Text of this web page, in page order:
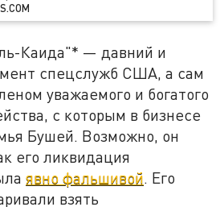
Каида"* — давний и
спецслужб США, а сам
уважаемого и богатого
с которым в бизнесе
Бушей. Возможно, он
его ликвидация
явно фальшивой. Его
взять